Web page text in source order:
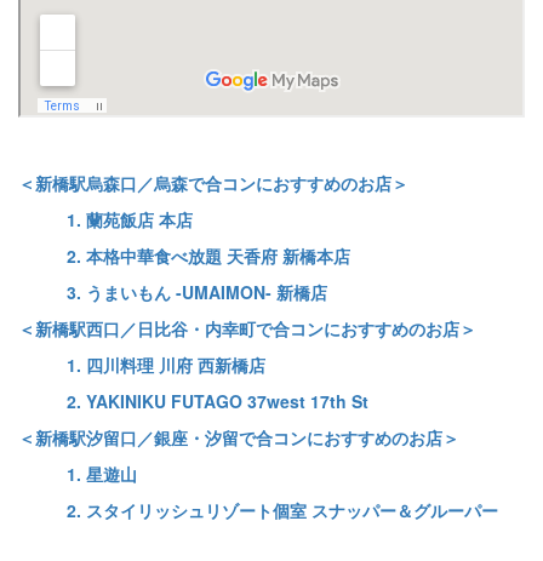
＜新橋駅烏森口／烏森で合コンにおすすめのお店＞
1. 蘭苑飯店 本店
2. 本格中華食べ放題 天香府 新橋本店
3. うまいもん -UMAIMON- 新橋店
＜新橋駅西口／日比谷・内幸町で合コンにおすすめのお店＞
1. 四川料理 川府 西新橋店
2. YAKINIKU FUTAGO 37west 17th St
＜新橋駅汐留口／銀座・汐留で合コンにおすすめのお店＞
1. 星遊山
2. スタイリッシュリゾート個室 スナッパー＆グルーパー